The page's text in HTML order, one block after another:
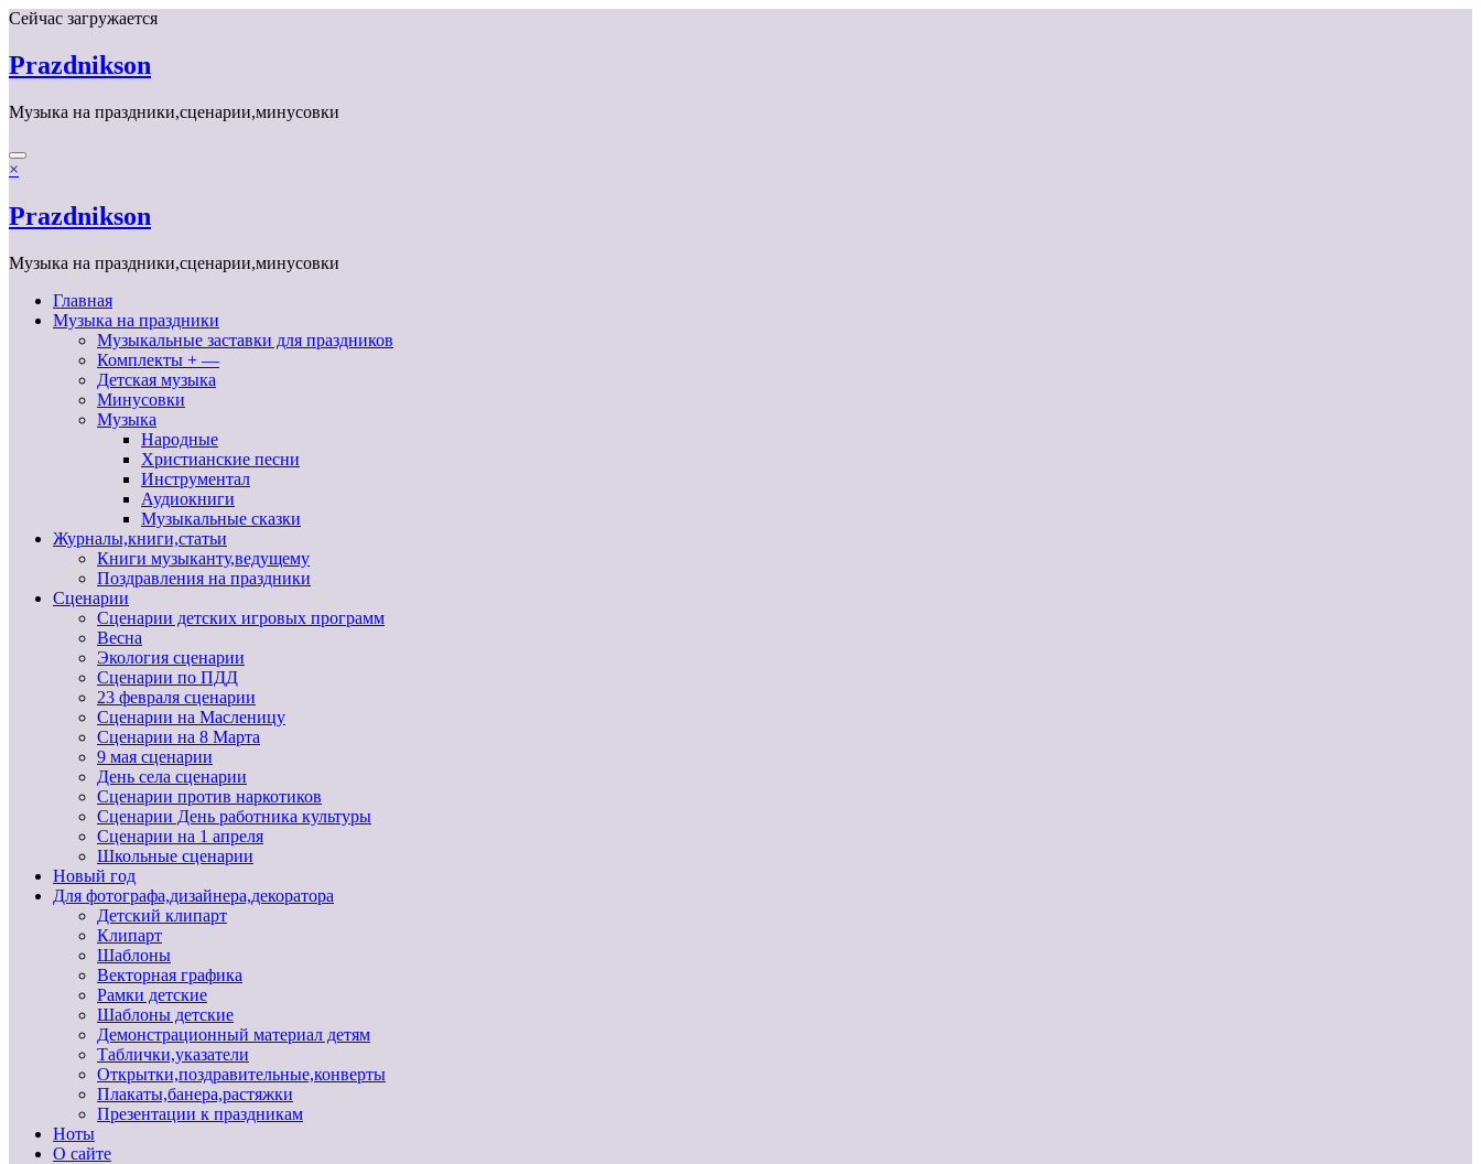
Перейти
содержимому
Сейчас загружается
Prazdnikson
Музыка на праздники,сценарии,минусовки
×
Prazdnikson
Музыка на праздники,сценарии,минусовки
Главная
Музыка на праздники
Музыкальные заставки для праздников
Комплекты + —
Детская музыка
Минусовки
Музыка
Народные
Христианские песни
Инструментал
Аудиокниги
Музыкальные сказки
Журналы,книги,статьи
Книги музыканту,ведущему
Поздравления на праздники
Сценарии
Сценарии детских игровых программ
Весна
Экология сценарии
Сценарии по ПДД
23 февраля сценарии
Сценарии на Масленицу
Сценарии на 8 Марта
9 мая сценарии
День села сценарии
Сценарии против наркотиков
Сценарии День работника культуры
Сценарии на 1 апреля
Школьные сценарии
Новый год
Для фотографа,дизайнера,декоратора
Детский клипарт
Клипарт
Шаблоны
Векторная графика
Рамки детские
Шаблоны детские
Демонстрационный материал детям
Таблички,указатели
Открытки,поздравительные,конверты
Плакаты,банера,растяжки
Презентации к праздникам
Ноты
О сайте